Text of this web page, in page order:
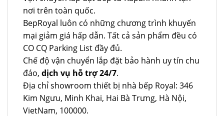
nơi trên toàn quốc.
BepRoyal luôn có những chương trình khuyến
mại giảm giá hấp dẫn. Tất cả sản phẩm đều có
CO CQ Parking List đầy đủ.
Chế độ vận chuyển lắp đặt bảo hành uy tín chu
đáo, dịch vụ hỗ trợ 24/7.
Địa chỉ showroom thiết bị nhà bếp Royal: 346
Kim Ngưu, Minh Khai, Hai Bà Trưng, Hà Nội,
VietNam, 100000.